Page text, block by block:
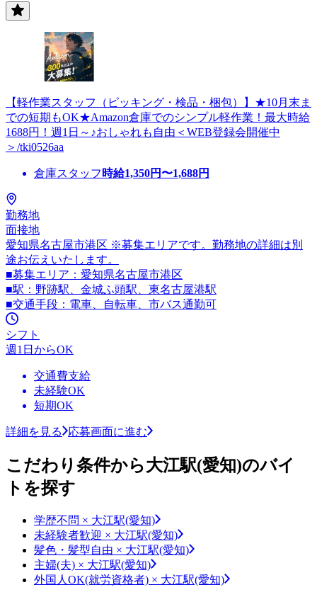
【軽作業スタッフ（ピッキング・検品・梱包）】★10月末ま
での短期もOK★Amazon倉庫でのシンプル軽作業！最大時給
1688円！週1日～♪おしゃれも自由＜WEB登録会開催中
＞/tki0526aa
倉庫スタッフ 時給1,350円〜1,688円
勤務地
面接地
愛知県名古屋市港区 ※募集エリアです。勤務地の詳細は別
途お伝えいたします。
■募集エリア：愛知県名古屋市港区
■駅：野跡駅、金城ふ頭駅、東名古屋港駅
■交通手段：電車、自転車、市バス通勤可
シフト
週1日からOK
交通費支給
未経験OK
短期OK
詳細を見る 応募画面に進む
こだわり条件から大江駅(愛知)のバイ
トを探す
学歴不問 × 大江駅(愛知)
未経験者歓迎 × 大江駅(愛知)
髪色・髪型自由 × 大江駅(愛知)
主婦(夫) × 大江駅(愛知)
外国人OK(就労資格者) × 大江駅(愛知)